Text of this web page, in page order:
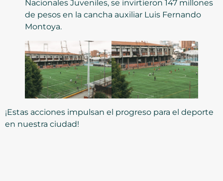
Nacionales Juveniles, se invirtieron 147 millones
de pesos en la cancha auxiliar Luis Fernando
Montoya.
¡Estas acciones impulsan el progreso para el deporte
en nuestra ciudad!